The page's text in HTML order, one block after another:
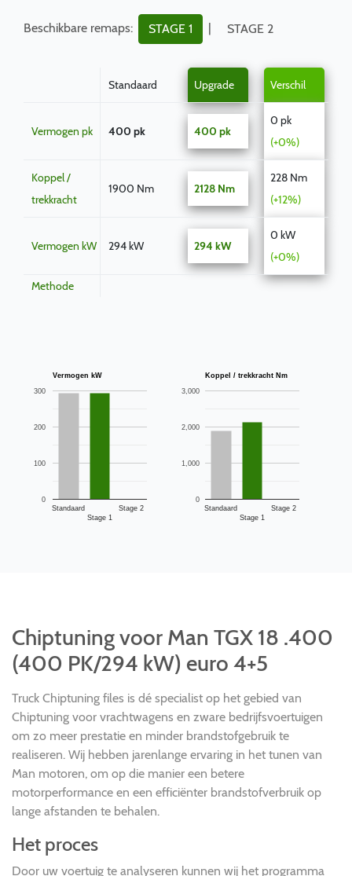
Beschikbare remaps: STAGE 1 | STAGE 2
Standaard Upgrade Verschil
Vermogen pk 400 pk 400 pk
0 pk
(+0%)
Koppel /
trekkracht
1900 Nm 2128 Nm
228 Nm
(+12%)
Vermogen kW 294 kW 294 kW
0 kW
(+0%)
Methode
Vermogen kW
Standaard
Stage 1
Stage 2
0
100
200
300
Koppel / trekkracht Nm
Standaard
Stage 1
Stage 2
0
1,000
2,000
3,000
Chiptuning voor Man TGX 18 .400
(400 PK/294 kW) euro 4+5
Truck Chiptuning files is dé specialist op het gebied van
Chiptuning voor vrachtwagens en zware bedrijfsvoertuigen
om zo meer prestatie en minder brandstofgebruik te
realiseren. Wij hebben jarenlange ervaring in het tunen van
Man motoren, om op die manier een betere
motorperformance en een efficiënter brandstofverbruik op
lange afstanden te behalen.
Het proces
Door uw voertuig te analyseren kunnen wij het programma